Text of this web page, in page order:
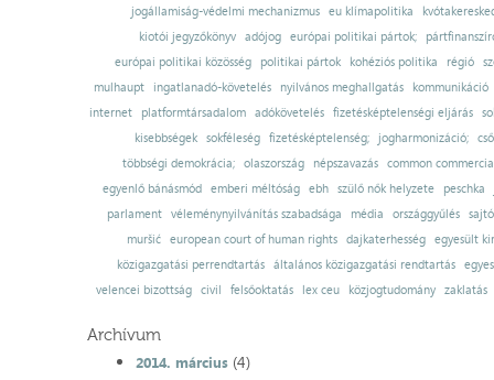
jogállamiság-védelmi mechanizmus eu klímapolitika
kiotói jegyzőkönyv adójog európai politikai pártok;
európai politikai közösség
politikai pártok kohéziós politika régió
mulhaupt
ingatlanadó-követelés nyilvános meghallgatás
kommunikáció
internet
platformtársadalom adókövetelés fizetésképtelenségi eljárás
kisebbségek sokféleség fizetésképtelenség; jogharmonizáció;
többségi demokrácia; olaszország népszavazás common
egyenlő bánásmód emberi méltóság ebh szülő nők helyzete
peschka
parlament
véleménynyilvánítás szabadsága média országgyűlés
muršić
european court of human rights dajkaterhesség
egyesült
közigazgatási perrendtartás
általános közigazgatási rendtartás
velencei bizottság
civil felsőoktatás lex ceu közjogtudomány zaklatás
Archívum
2014. március(4)